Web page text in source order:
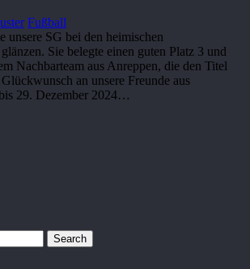
Fußball
unsere SG bei den heimischen
Sie belegte einen guten Platz 3 und
Nachbarteam aus Anreppen, die den Titel
an unsere Freunde aus
29. Dezember 2024…
Search